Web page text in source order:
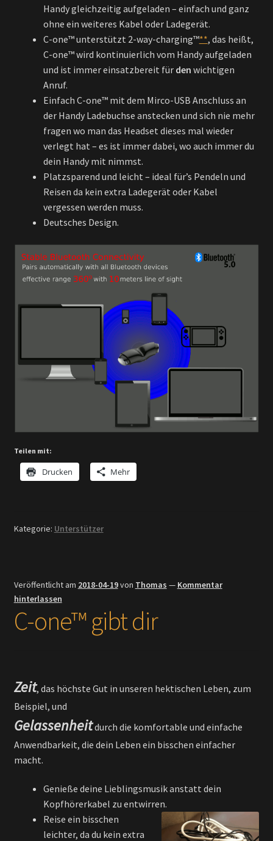
Handy gleichzeitig aufgeladen – einfach und ganz
ohne ein weiteres Kabel oder Ladegerät.
C-one™ unterstützt 2-way-charging™**, das heißt,
C-one™ wird kontinuierlich vom Handy aufgeladen
und ist immer einsatzbereit für den wichtigen
Anruf.
Einfach C-one™ mit dem Mirco-USB Anschluss an
der Handy Ladebuchse anstecken und sich nie mehr
fragen wo man das Headset dieses mal wieder
verlegt hat – es ist immer dabei, wo auch immer du
dein Handy mit nimmst.
Platzsparend und leicht – ideal für’s Pendeln und
Reisen da kein extra Ladegerät oder Kabel
vergessen werden muss.
Deutsches Design.
Teilen mit:
Drucken Mehr
Kategorie: Unterstützer
Veröffentlicht am 2018-04-19von Thomas — Kommentar
hinterlassen
C-one™ gibt dir
Zeit, das höchste Gut in unseren hektischen Leben, zum
Beispiel, und
Gelassenheitdurch die komfortable und einfache
Anwendbarkeit, die dein Leben ein bisschen einfacher
macht.
Genieße deine Lieblingsmusik anstatt dein
Kopfhörerkabel zu entwirren.
Reise ein bisschen
leichter, da du kein extra